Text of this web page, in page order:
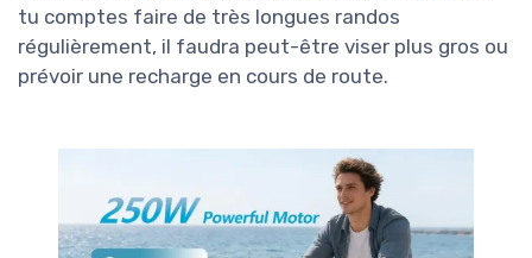
tu comptes faire de très longues randos
régulièrement, il faudra peut-être viser plus gros ou
prévoir une recharge en cours de route.